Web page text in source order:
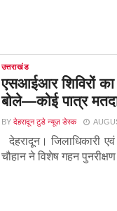
उत्तराखंड
एसआईआर शिविरों का
बोले—कोई पात्र
BY देहरादून टुडे न्यूज़ डेस्क
देहरादून। जिलाधिकारी
चौहान ने विशेष गहन